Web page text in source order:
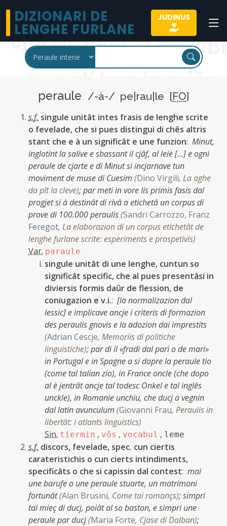
DIZIONARI DE
LENGHE FURLANE
JUDINUS
peraule /-à-/ pe|rau|le [FO]
s.f. singule unitât intes frasis de lenghe scrite
o fevelade, che si pues distingui di chês altris
stant che e à un significât e une funzion: Minut,
inglotint la salive e sbassant il cjâf, al leiè […] e ogni
peraule de cjarte e di Minut si incjarnave tun
moviment de muse di Cuesim (Dino Virgili, La aghe
da pît la cleve);par meti in vore lis primis fasis dal
progjet si à destinât di rivâ a etichetâ un corpus di
prove di 100.000 peraulis(Sandri Carrozzo, Franz
Feregot, La elaborazion di un corpus etichetât de
lenghe furlane scrite: esperiments e prospetivis)
Var. paraule
singule unitât di une lenghe, cuntun so
significât specific, che al pues presentâsi in
diviersis formis daûr de flession, de
coniugazion e v.i.: [la normalizazion dal
lessic] e implicave ancje i criteris di formazion
des peraulis gnovis e la adozion dai imprestits
(Adrian Cescje, Memoriis di politiche
linguistiche);par dì il «fradi dal pari o de mari»
in Portugal e in Spagne a si dopre la peraule tio
(come tal talian zio), in France oncle (che dopo
al è jentrât ancje tal todesc Onkel e tal inglês
unckle), in Romanie unchiu, che ducj a vegnin
dal latin avunculum (Giovanni Frau, Peraulis in
libertât: i atlants linguistics)
Sin. tiermin , vôs , vocabul , leme
s.f. discors, fevelade, spec. cun ciertis
carateristichis o cun cierts intindiments,
specificâts o che si capissin dal contest: mai
une barufe o une peraule stuarte, un matrimoni
fortunât(Alan Brusini, Come tai romançs);simpri
tal mieç di ducj, poiât al so baston, e simpri une
peraule par ducj(Maria Forte, Cjase di Dalban);